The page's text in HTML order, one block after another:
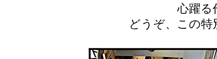
心躍る
どうぞ、この